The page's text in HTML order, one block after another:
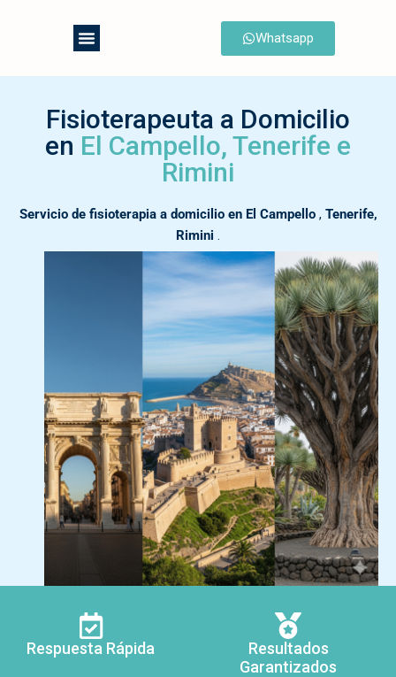
Whatsapp
Fisioterapeuta a Domicilio
en El Campello, Tenerife e
Rimini
Servicio de fisioterapia a domicilio en El Campello, Tenerife,
Rimini .
Reserva Ahora
Respuesta Rápida
Resultados
Garantizados